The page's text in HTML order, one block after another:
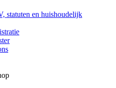
statuten en huishoudelijk